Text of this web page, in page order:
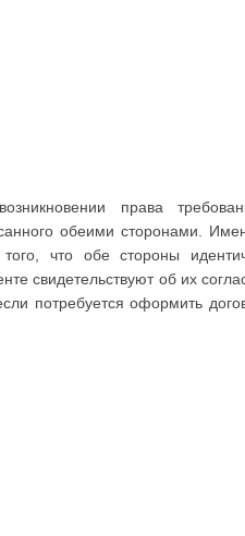
права
обеими сторонами.
что обе стороны
свидетельствуют об их
потребуется оформить